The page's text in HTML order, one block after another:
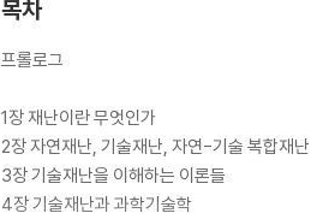
목차
프롤로그
1장 재난이란 무엇인가
2장 자연재난, 기술재난, 자연-기술 복합재난
3장 기술재난을 이해하는 이론들
4장 기술재난과 과학기술학